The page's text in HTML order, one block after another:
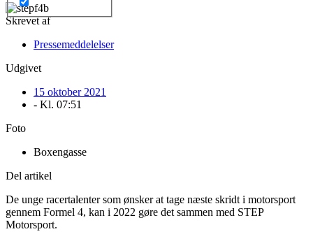
Skrevet af
Pressemeddelelser
Udgivet
15 oktober 2021
- Kl. 07:51
Foto
Boxengasse
Del artikel
De unge racertalenter som ønsker at tage næste skridt i motorsport
gennem Formel 4, kan i 2022 gøre det sammen med STEP
Motorsport.